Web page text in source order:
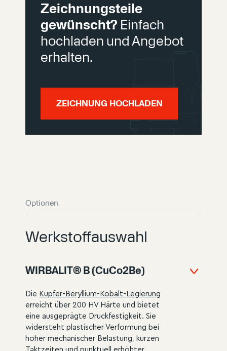
Zeichnungsteile
gewünscht? Einfach
hochladen und Angebot
erhalten.
ZEICHNUNG HOCHLADEN
Optionen
Werkstoffauswahl
WIRBALIT® B (CuCo2Be)
Die Kupfer-Beryllium-Kobalt-Legierung
erreicht über 200 HV Härte und bietet
eine ausgeprägte Druckfestigkeit. Sie
widersteht plastischer Verformung bei
hoher mechanischer Belastung, kurzen